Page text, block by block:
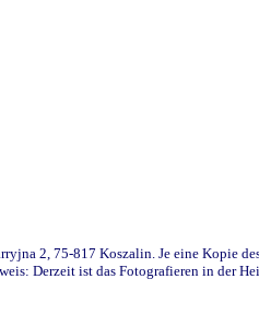
2, 75-817 Koszalin. Je eine Kopie
Derzeit ist das Fotografieren in der